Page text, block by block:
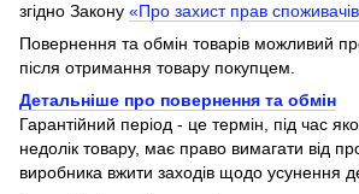
згідно Закону «Про захист прав
Повернення та обмін товарів можливий
після отримання товару покупцем.
Детальніше про повернення та обмін
Гарантійний період - це термін, під час
недолік товару, має право вимагати від
виробника вжити заходів щодо усунення